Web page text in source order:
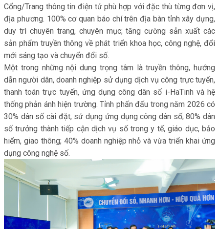
Cổng/Trang thông tin điện tử phù hợp với đặc thù từng đơn vị,
địa phương. 100% cơ quan báo chí trên địa bàn tỉnh xây dựng,
duy trì chuyên trang, chuyên mục; tăng cường sản xuất các
sản phẩm truyền thông về phát triển khoa học, công nghệ, đổi
mới sáng tạo và chuyển đổi số.
Một trong những nội dung trọng tâm là truyền thông, hướng
dẫn người dân, doanh nghiệp sử dụng dịch vụ công trực tuyến,
thanh toán trực tuyến, ứng dụng công dân số i-HaTinh và hệ
thống phản ánh hiện trường. Tỉnh phấn đấu trong năm 2026 có
30% dân số cài đặt, sử dụng ứng dụng công dân số; 80% dân
số trưởng thành tiếp cận dịch vụ số trong y tế, giáo dục, bảo
hiểm, giao thông; 40% doanh nghiệp nhỏ và vừa triển khai ứng
dụng công nghệ số.